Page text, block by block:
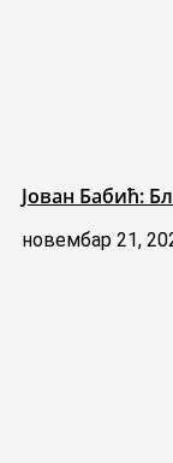
Јован Бабић:
новембар 21,